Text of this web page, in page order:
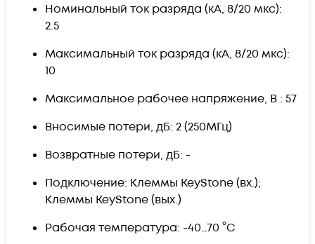
Номинальный ток разряда (кА, 8/20 мкс):
2.5
Максимальный ток разряда (кА, 8/20 мкс):
10
Максимальное рабочее напряжение, В : 57
Вносимые потери, дБ: 2 (250МГц)
Возвратные потери, дБ: -
Подключение: Клеммы KeyStone (вх.);
Клеммы KeyStone (вых.)
Рабочая температура: -40…70 °C